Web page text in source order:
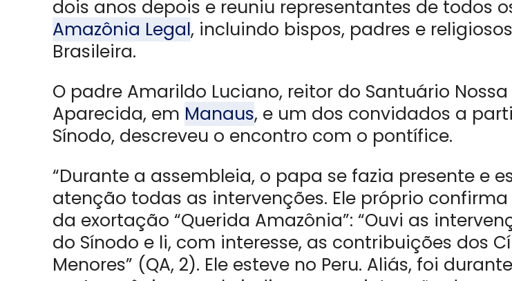
dois anos depois e reuniu representantes de todos
Amazônia Legal, incluindo bispos, padres e
Brasileira.
O padre Amarildo Luciano, reitor do Santuário Nossa
Aparecida, em Manaus, e um dos convidados a
Sínodo, descreveu o encontro com o pontífice.
“Durante a assembleia, o papa se fazia presente e
atenção todas as intervenções. Ele próprio
da exortação “Querida Amazônia”: “Ouvi as
do Sínodo e li, com interesse, as contribuições dos
Menores” (QA, 2). Ele esteve no Peru. Aliás, foi